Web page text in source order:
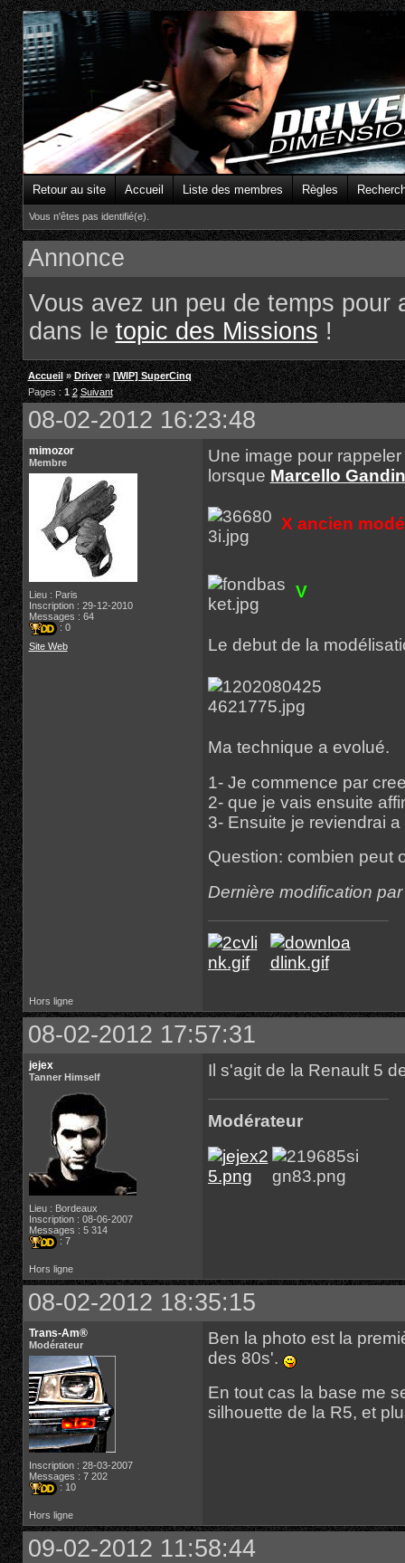
Retour au site Accueil Liste des membres Règles
Vous n'êtes pas identifié(e).
Annonce
Vous avez un peu de temps pour
dans le topic des Missions !
Accueil »Driver »[WIP] SuperCinq
Pages :1 2 Suivant
08-02-2012 16:23:48
mimozor
Membre
Lieu : Paris
Inscription : 29-12-2010
Messages : 64
: 0
Site Web
Une image pour
lorsque Marcello
X ancien
V
Le debut de la
Ma technique a evolué.
1- Je commence par
2- que je vais ensuite
3- Ensuite je reviendrai
Question: combien peut
Dernière modification
Hors ligne
08-02-2012 17:57:31
jejex
Tanner Himself
Lieu : Bordeaux
Inscription : 08-06-2007
Messages : 5 314
: 7
Il s'agit de la Renault 5
Modérateur
Hors ligne
08-02-2012 18:35:15
Trans-Am®
Modérateur
Inscription : 28-03-2007
Messages : 7 202
: 10
Ben la photo est la
des 80s'.
En tout cas la base me
silhouette de la R5, et
Hors ligne
09-02-2012 11:58:44